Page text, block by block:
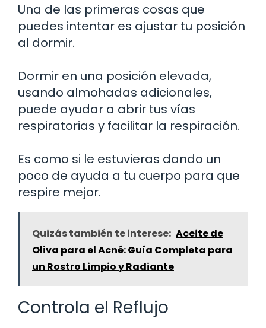
Una de las primeras cosas que
puedes intentar es ajustar tu posición
al dormir.
Dormir en una posición elevada,
usando almohadas adicionales,
puede ayudar a abrir tus vías
respiratorias y facilitar la respiración.
Es como si le estuvieras dando un
poco de ayuda a tu cuerpo para que
respire mejor.
Quizás también te interese: Aceite de
Oliva para el Acné: Guía Completa para
un Rostro Limpio y Radiante
Controla el Reflujo